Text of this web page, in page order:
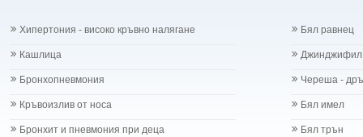
Хипертония - високо кръвно налягане
Кашлица
Бронхопневмония
Кръвоизлив от носа
Бронхит и пневмония при деца
Бял равнец
Джинджифил
Череша -
Бял имел
Бял трън